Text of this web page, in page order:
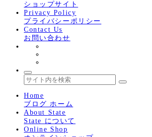
ショップサイト
Privacy Policy
プライバシーポリシー
Contact Us
お問い合わせ
Home
ブログ ホーム
About State
State について
Online Shop